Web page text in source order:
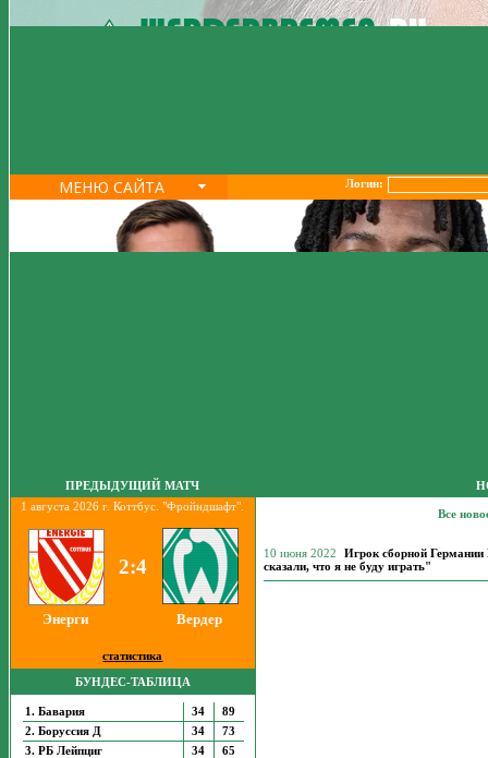
МЕНЮ САЙТА Логин:
ПРЕДЫДУЩИЙ МАТЧ
1 августа 2026 г. Коттбус. "Фройндшафт".
2:4
Энерги Вердер
статистика
БУНДЕС-ТАБЛИЦА
1. Бавария 34
89
2. Боруссия Д
34
73
3. РБ Лейпциг
34
65
Все
10 июня 2022
Игрок сборной
сказали, что я не буду играть"